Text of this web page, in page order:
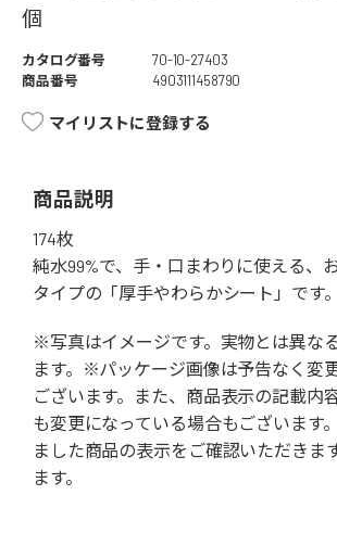
個
カタログ番号
70-10-27403
商品番号
4903111458790
マイリストに登録する
商品説明
174枚
純水99%で、手・口まわりに使える、
タイプの「厚手やわらかシート」です。
※写真はイメージです。実物とは異な
ます。※パッケージ画像は予告なく変
ございます。また、商品表示の記載内
も変更になっている場合もございます
ました商品の表示をご確認いただきま
ます。